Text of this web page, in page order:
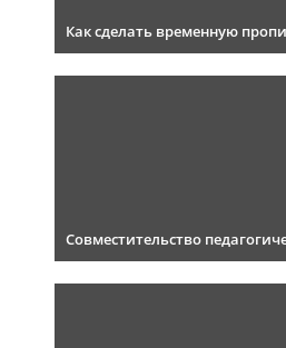
Как сделать временную
Совместительство